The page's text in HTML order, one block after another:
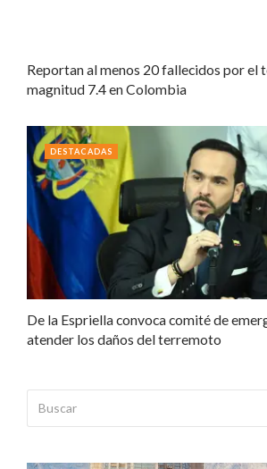
Reportan al menos 20 fallecidos por el
magnitud 7.4 en Colombia
De la Espriella convoca comité de
atender los daños del terremoto
DESTACADAS